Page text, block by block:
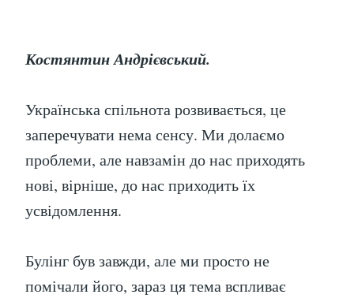
Костянтин Андрієвський.
Українська спільнота розвивається, це
заперечувати нема сенсу. Ми долаємо
проблеми, але навзамін до нас приходять
нові, вірніше, до нас приходить їх
усвідомлення.
Булінг був завжди, але ми просто не
помічали його, зараз ця тема вспливає